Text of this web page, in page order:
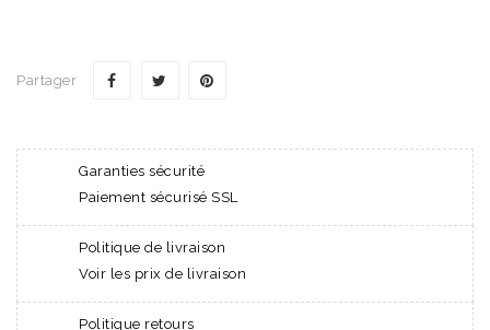
Partager
Garanties sécurité
Paiement sécurisé SSL
Politique de livraison
Voir les prix de livraison
Politique retours